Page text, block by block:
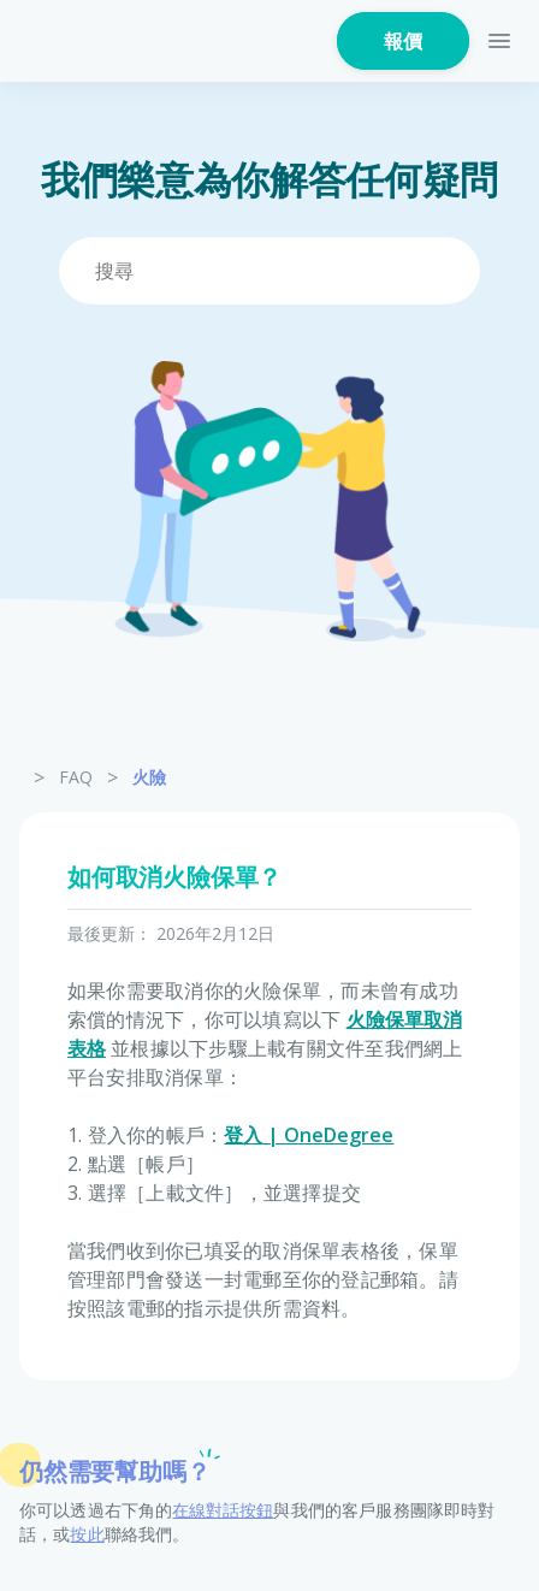
報價
家居保險
火險
危疾保
寵物保險
我們樂意為你解答任何疑問
> FAQ > 火險
如何取消火險保單？
最後更新： 2026年2月12日
如果你需要取消你的火險保單，而未曾有成功
索償的情況下，你可以填寫以下 火險保單取消
表格並根據以下步驟上載有關文件至我們網上
平台安排取消保單：
1. 登入你的帳戶：登入 | OneDegree
2. 點選［帳戶］
3. 選擇［上載文件］，並選擇提交
當我們收到你已填妥的取消保單表格後，保單
管理部門會發送一封電郵至你的登記郵箱。請
按照該電郵的指示提供所需資料。
仍然需要幫助嗎？
你可以透過右下角的在線對話按鈕與我們的客戶服務團隊即時對
話，或按此聯絡我們。